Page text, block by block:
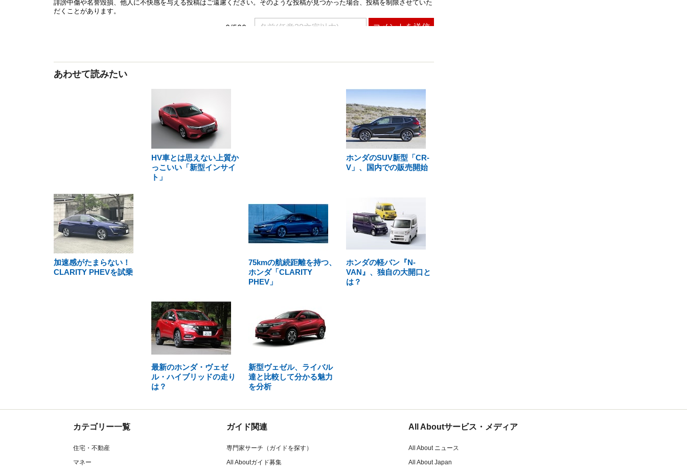
あわせて読みたい
HV車とは思えない上質か
っこいい「新型インサイ
ト」
ホンダのSUV新型「CR-
V」、国内での販売開始
加速感がたまらない！
CLARITY PHEVを試乗
75kmの航続距離を持つ、
ホンダ「CLARITY
PHEV」
ホンダの軽バン『N-
VAN』、独自の大開口と
は？
最新のホンダ・ヴェゼ
ル・ハイブリッドの走り
は？
新型ヴェゼル、ライバル
達と比較して分かる魅力
を分析
カテゴリー一覧
住宅・不動産
マネー
ガイド関連
専門家サーチ（ガイドを探す）
All Aboutガイド募集
All Aboutサービス・メディア
All About ニュース
All About Japan